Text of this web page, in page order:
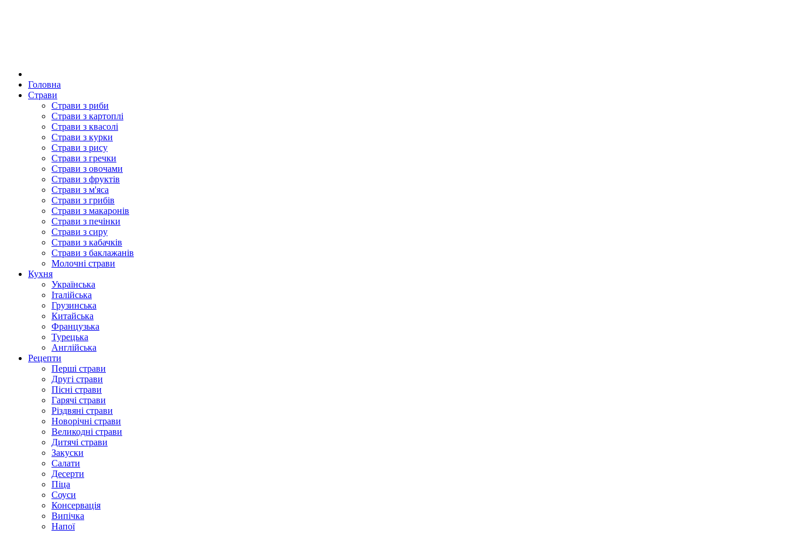
Головна
Страви
Страви з риби
Страви з картоплі
Страви з квасолі
Страви з курки
Страви з рису
Страви з гречки
Страви з овочами
Страви з фруктів
Страви з м'яса
Страви з грибів
Страви з макаронів
Страви з печінки
Страви з сиру
Страви з кабачків
Страви з баклажанів
Молочні страви
Кухня
Українська
Італійська
Грузинська
Китайська
Французька
Турецька
Англійська
Рецепти
Перші страви
Другі страви
Пісні страви
Гарячі страви
Різдвяні страви
Новорічні страви
Великодні страви
Дитячі страви
Закуски
Салати
Десерти
Піца
Соуси
Консервація
Випічка
Напої